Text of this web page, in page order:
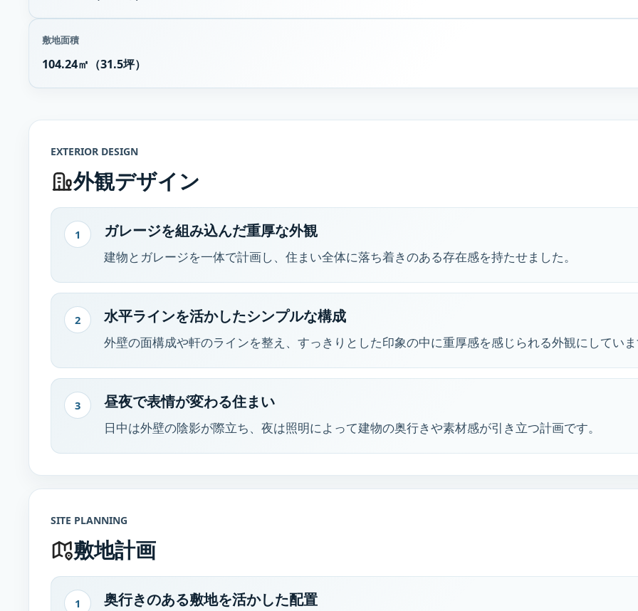
敷地面積
104.24㎡（31.5坪）
EXTERIOR DESIGN
外観デザイン
1 ガレージを組み込んだ重厚な外観
建物とガレージを一体で計画し、住まい全体に落ち着きのある存在感を持たせました。
2 水平ラインを活かしたシンプルな構成
外壁の面構成や軒のラインを整え、すっきりとした印象の中に重厚感を感じられる外観にしてい
3 昼夜で表情が変わる住まい
日中は外壁の陰影が際立ち、夜は照明によって建物の奥行きや素材感が引き立つ計画です。
SITE PLANNING
敷地計画
1 奥行きのある敷地を活かした配置